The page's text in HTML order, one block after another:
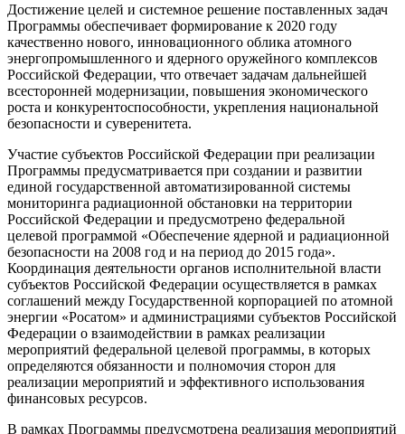
Достижение целей и системное решение поставленных задач
Программы обеспечивает формирование к 2020 году
качественно нового, инновационного облика атомного
энергопромышленного и ядерного оружейного комплексов
Российской Федерации, что отвечает задачам дальнейшей
всесторонней модернизации, повышения экономического
роста и конкурентоспособности, укрепления национальной
безопасности и суверенитета.
Участие субъектов Российской Федерации при реализации
Программы предусматривается при создании и развитии
единой государственной автоматизированной системы
мониторинга радиационной обстановки на территории
Российской Федерации и предусмотрено федеральной
целевой программой «Обеспечение ядерной и радиационной
безопасности на 2008 год и на период до 2015 года».
Координация деятельности органов исполнительной власти
субъектов Российской Федерации осуществляется в рамках
соглашений между Государственной корпорацией по атомной
энергии «Росатом» и администрациями субъектов Российской
Федерации о взаимодействии в рамках реализации
мероприятий федеральной целевой программы, в которых
определяются обязанности и полномочия сторон для
реализации мероприятий и эффективного использования
финансовых ресурсов.
В рамках Программы предусмотрена реализация мероприятий